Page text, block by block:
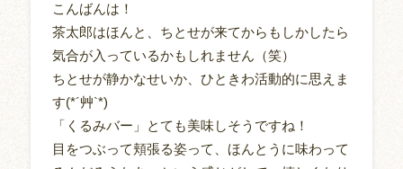
こんばんは！
茶太郎はほんと、ちとせが来てからもしかしたら
気合が入っているかもしれません（笑）
ちとせが静かなせいか、ひときわ活動的に思えま
す(*´艸`*)
「くるみバー」とても美味しそうですね！
目をつぶって頬張る姿って、ほんとうに味わって